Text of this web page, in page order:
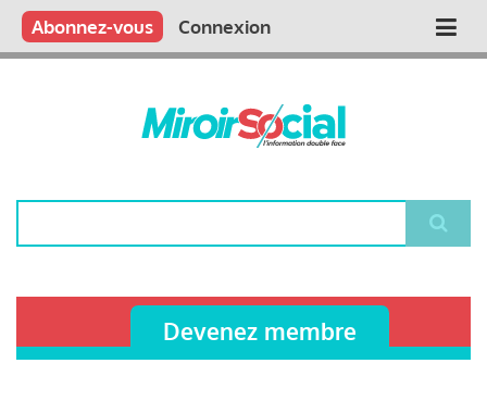
Aller
contenu
Main
Qui sommes nous ?
Vous publiez
Nous publions
Contactez-nous
Abonnez-vous Connexion
Devenez membre